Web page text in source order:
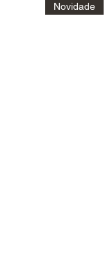
Novidade